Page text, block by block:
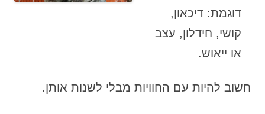
דוגמת: דיכאון,
קושי, חידלון, עצב
או ייאוש.
חשוב להיות עם החוויות מבלי לשנות אותן.